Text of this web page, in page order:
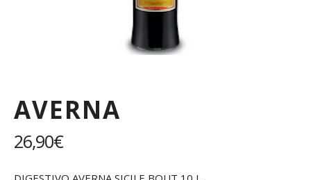
AVERNA
26,90€